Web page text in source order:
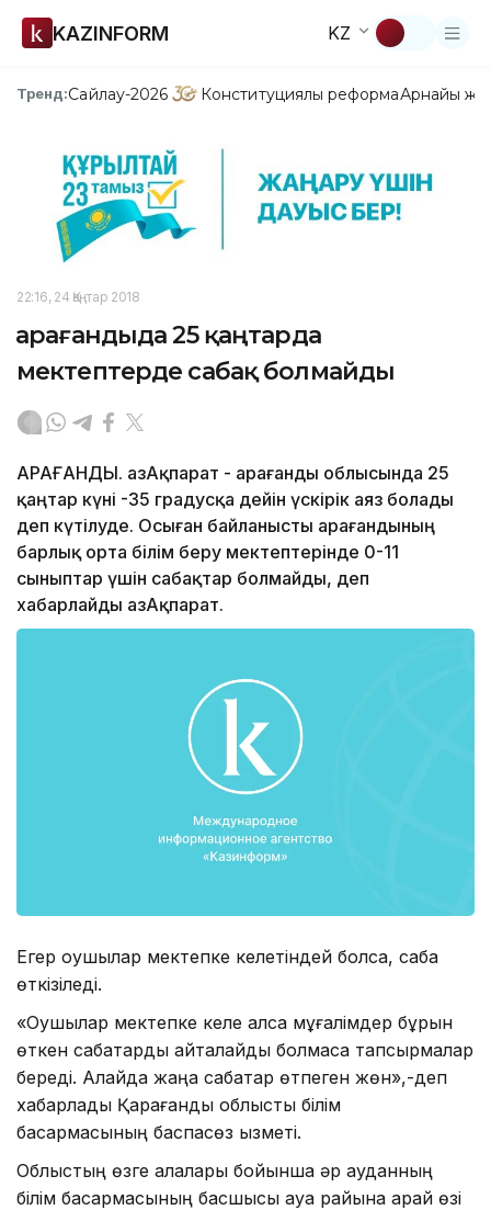
KAZINFORM KZ
Тренд:Сайлау-2026 Конституциялық реформаАрнайы
22:16, 24 Қаңтар 2018
Қарағандыда 25 қаңтарда
мектептерде сабақ болмайды
ҚАРАҒАНДЫ. ҚазАқпарат - Қарағанды облысында 25
қаңтар күні -35 градусқа дейін үскірік аяз болады
деп күтілуде. Осыған байланысты Қарағандының
барлық орта білім беру мектептерінде 0-11
сыныптар үшін сабақтар болмайды, деп
хабарлайды ҚазАқпарат.
Егер оқушылар мектепке келетіндей болса, сабақ
өткізіледі.
«Оқушылар мектепке келе қалса мұғалімдер бұрын
өткен сабақтарды қайталайды болмаса тапсырмалар
береді. Алайда жаңа сабақтар өтпеген жөн»,-деп
хабарлады Қарағанды облыстық білім
басқармасының баспасөз қызметі.
Облыстың өзге қалалары бойынша әр ауданның
білім басқармасының басшысы ауа райына қарай өзі